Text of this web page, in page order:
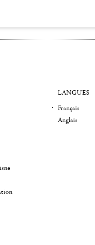
LANGUES
Français
Anglais